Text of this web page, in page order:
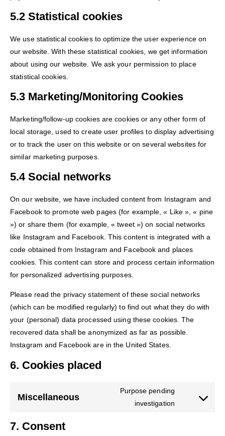
5.2 Statistical cookies
We use statistical cookies to optimize the user experience on
our website. With these statistical cookies, we get information
about using our website. We ask your permission to place
statistical cookies.
5.3 Marketing/Monitoring Cookies
Marketing/follow-up cookies are cookies or any other form of
local storage, used to create user profiles to display advertising
or to track the user on this website or on several websites for
similar marketing purposes.
5.4 Social networks
On our website, we have included content from Instagram and
Facebook to promote web pages (for example, « Like », « pine
») or share them (for example, « tweet ») on social networks
like Instagram and Facebook. This content is integrated with a
code obtained from Instagram and Facebook and places
cookies. This content can store and process certain information
for personalized advertising purposes.
Please read the privacy statement of these social networks
(which can be modified regularly) to find out what they do with
your (personal) data processed using these cookies. The
recovered data shall be anonymized as far as possible.
Instagram and Facebook are in the United States.
6. Cookies placed
Miscellaneous
Purpose pending
investigation
Consent
7. Consent